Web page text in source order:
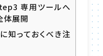
専用ツールへ
体展開
知っておくべき注